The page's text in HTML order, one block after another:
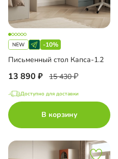
-10%
Письменный стол Капса-1.2
13 890 15 430
Доступно для доставки
В корзину